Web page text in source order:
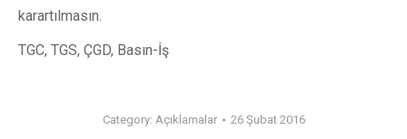
karartılmasın.
TGC, TGS, ÇGD, Basın-İş
Category: Açıklamalar 26 Şubat 2016